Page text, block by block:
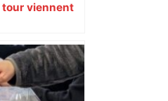
viennent